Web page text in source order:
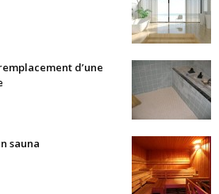
d’une
sauna